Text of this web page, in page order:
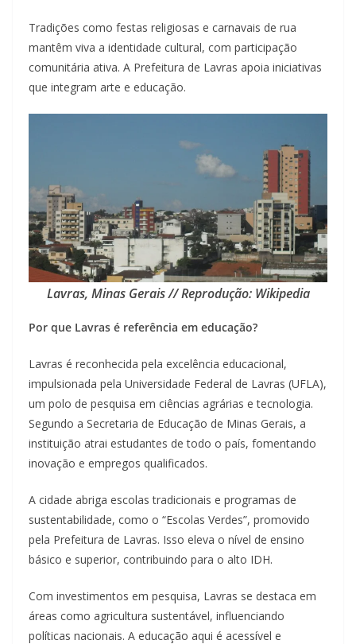
Tradições como festas religiosas e carnavais de rua
mantêm viva a identidade cultural, com participação
comunitária ativa. A Prefeitura de Lavras apoia iniciativas
que integram arte e educação.
Lavras, Minas Gerais // Reprodução: Wikipedia
Por que Lavras é referência em educação?
Lavras é reconhecida pela excelência educacional,
impulsionada pela Universidade Federal de Lavras (UFLA),
um polo de pesquisa em ciências agrárias e tecnologia.
Segundo a Secretaria de Educação de Minas Gerais, a
instituição atrai estudantes de todo o país, fomentando
inovação e empregos qualificados.
A cidade abriga escolas tradicionais e programas de
sustentabilidade, como o “Escolas Verdes”, promovido
pela Prefeitura de Lavras. Isso eleva o nível de ensino
básico e superior, contribuindo para o alto IDH.
Com investimentos em pesquisa, Lavras se destaca em
áreas como agricultura sustentável, influenciando
políticas nacionais. A educação aqui é acessível e